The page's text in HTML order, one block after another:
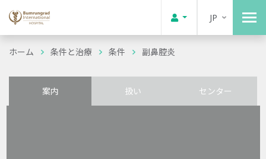
JP
ホーム 条件と治療 条件 副鼻腔炎
案内 扱い センター